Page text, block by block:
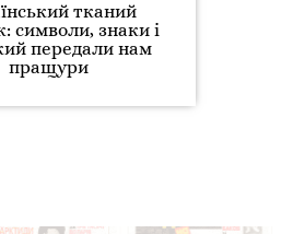
тканий
символи, знаки і
передали нам
пращури